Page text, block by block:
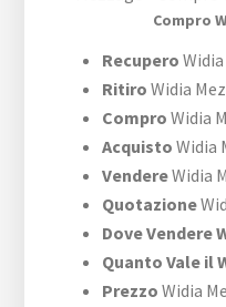
Compro
Recupero
Ritiro Widia
Compro Widia
Acquisto Widia
VendereWidia
Quotazione
Dove Vendere
Quanto Vale il
Prezzo Widia